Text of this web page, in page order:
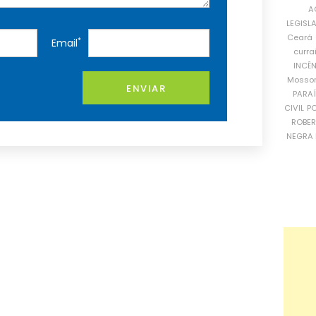
Email*
ENVIAR
Ceará
CIVIL
NEGRA